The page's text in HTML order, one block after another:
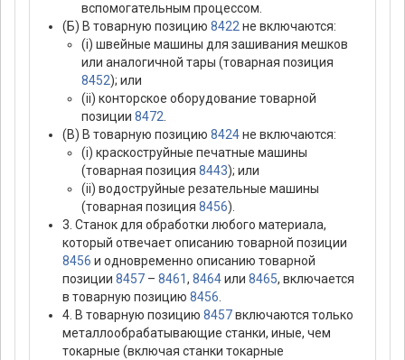
вспомогательным процессом.
(Б) В товарную позицию 8422 не включаются:
(i) швейные машины для зашивания мешков
или аналогичной тары (товарная позиция
8452); или
(ii) конторское оборудование товарной
позиции 8472
(В) В товарную позицию 8424не включаются:
(i) краскоструйные печатные машины
(товарная позиция 8443); или
(ii) водоструйные резательные машины
(товарная позиция 8456).
3. Станок для обработки любого материала,
который отвечает описанию товарной позиции
8456 и одновременно описанию товарной
позиции 8457 – 8461, 8464или 8465, включается
в товарную позицию 8456
4. В товарную позицию 8457включаются только
металлообрабатывающие станки, иные, чем
токарные (включая станки токарные